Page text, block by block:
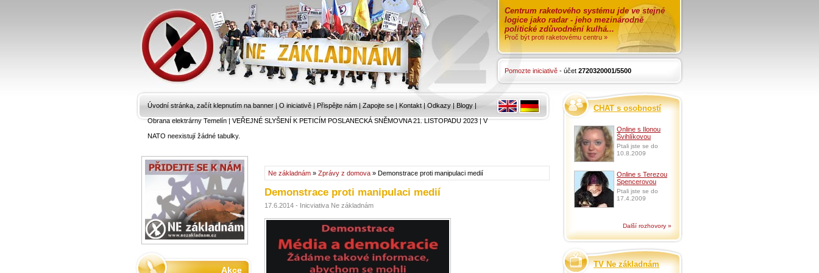
Centrum raketového systému jde ve stejné
logice jako radar - jeho mezinárodně
politické zdůvodnění kulhá...
Proč být proti raketovému centru »
Pomozte iniciativě - účet 2720320001/5500
Úvodní stránka, začít klepnutím na banner | O iniciativě | Přispějte nám | Zapojte se | Kontakt | Odkazy | Blogy |
Obrana elektrárny Temelín|VEŘEJNÉ SLYŠENÍ K PETICÍM POSLANECKÁ SNĚMOVNA 21. LISTOPADU 2023|V
NATO neexistují žádné tabulky.
Ne základnám » Zprávy z domova » Demonstrace proti manipulaci medií
Demonstrace proti manipulaci medií
17.6.2014 - Inicviativa Ne základnám
Akce
CHAT s osobností
Online s Ilonou
Švihlíkovou
Ptali jste se do
10.8.2009
Online s Terezou
Spencerovou
Ptali jste se do
17.4.2009
Další rozhovory »
TV Ne základnám